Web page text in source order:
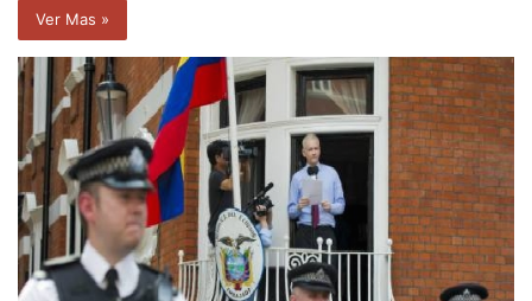
Ver Mas »